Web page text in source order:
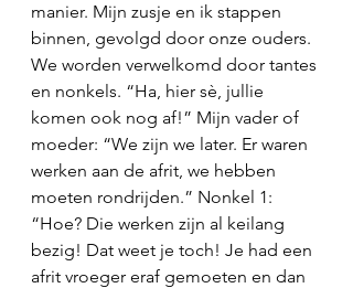
manier. Mijn zusje en ik stappen
binnen, gevolgd door onze ouders.
We worden verwelkomd door tantes
en nonkels. “Ha, hier sè, jullie
komen ook nog af!” Mijn vader of
moeder: “We zijn we later. Er waren
werken aan de afrit, we hebben
moeten rondrijden.” Nonkel 1:
“Hoe? Die werken zijn al keilang
bezig! Dat weet je toch! Je had een
afrit vroeger eraf gemoeten en dan